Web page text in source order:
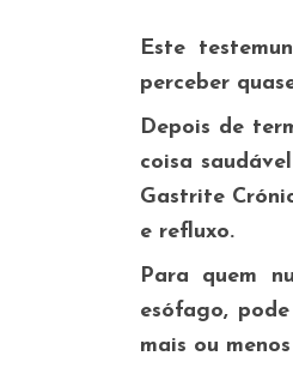
Este
perceber
Depois de
coisa
Gastrite
e refluxo.
Para quem
esófago,
mais ou